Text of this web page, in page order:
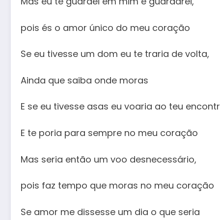
pois és o amor único do meu coração
Se eu tivesse um dom eu te traria de volta,
Ainda que saiba onde moras
E se eu tivesse asas eu voaria ao teu
E te poria para sempre no meu coração
Mas seria então um voo desnecessário,
pois faz tempo que moras no meu coração
Se amor me dissesse um dia o que seria